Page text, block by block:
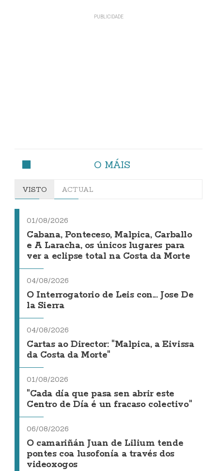
O MÁIS
VISTO ACTUAL
01/08/2026
Cabana, Ponteceso, Malpica, Carballo
e A Laracha, os únicos lugares para
ver a eclipse total na Costa da Morte
04/08/2026
O Interrogatorio de Leis con... Jose De
la Sierra
04/08/2026
Cartas ao Director: "Malpica, a Eivissa
da Costa da Morte"
01/08/2026
"Cada día que pasa sen abrir este
Centro de Día é un fracaso colectivo"
06/08/2026
O camariñán Juan de Lilium tende
pontes coa lusofonía a través dos
videoxogos